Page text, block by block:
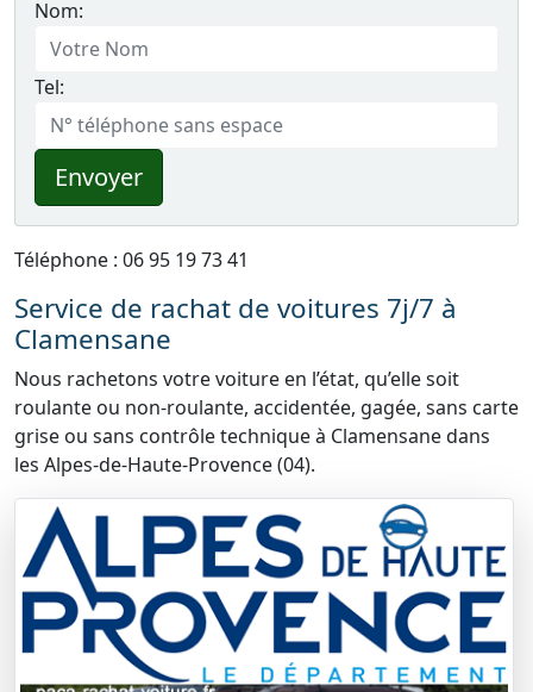
Nom:
Tel:
Envoyer
Téléphone : 06 95 19 73 41
Service de rachat de voitures 7j/7 à
Clamensane
Nous rachetons votre voiture en l’état, qu’elle soit
roulante ou non-roulante, accidentée, gagée, sans carte
grise ou sans contrôle technique à Clamensane dans
les Alpes-de-Haute-Provence (04).